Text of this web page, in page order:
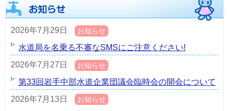
2026年7月29日 お知らせ
水道局を名乗る不審なSMSにご注意ください!
2026年7月27日
お知らせ
第33回岩手中部水道企業団議会臨時会の開会について
2026年7月13日
お知らせ